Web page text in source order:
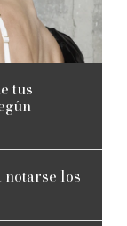
tus
notarse los